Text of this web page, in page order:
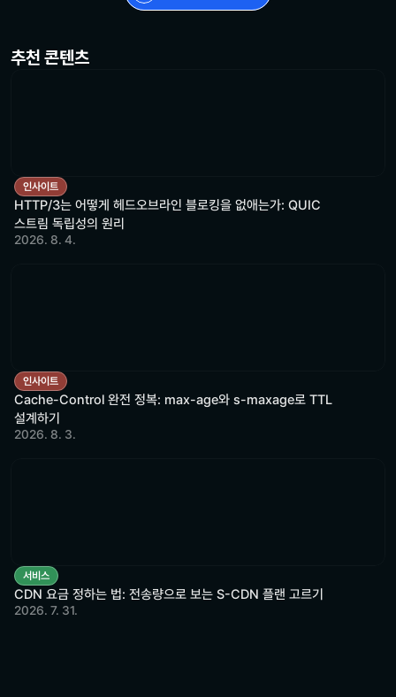
추천 콘텐츠
인사이트
HTTP/3는 어떻게 헤드오브라인 블로킹을 없애는가: QUIC
스트림 독립성의 원리
2026. 8. 4.
인사이트
Cache-Control 완전 정복: max-age와 s-maxage로 TTL
설계하기
2026. 8. 3.
서비스
CDN 요금 정하는 법: 전송량으로 보는 S-CDN 플랜 고르기
2026. 7. 31.